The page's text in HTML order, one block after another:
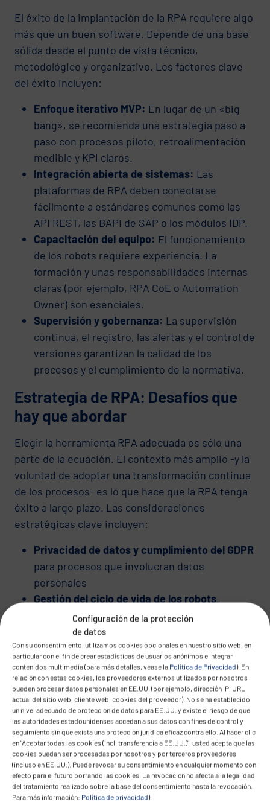
Configuración de la protección
de datos
Con su consentimiento, utilizamos cookies opcionales en nuestro sitio web, en
particular con el fin de crear estadísticas de usuarios anónimos e integrar
contenidos multimedia (para más detalles, véase la Política de Privacidad). En
relación con estas cookies, los proveedores externos utilizados por nosotros
pueden procesar datos personales en EE.UU. (por ejemplo, dirección IP, URL
actual del sitio web, cliente web, cookies del proveedor). No se ha establecido
un nivel adecuado de protección de datos para EE.UU. y existe el riesgo de que
las autoridades estadounidenses accedan a sus datos con fines de control y
seguimiento sin que exista una protección jurídica eficaz contra ello. Al hacer clic
en "Aceptar todas las cookies (incl. transferencia a EE.UU.)", usted acepta que las
cookies puedan ser procesadas por nosotros y por terceros proveedores
(incluso en EE.UU.). Puede revocar su consentimiento en cualquier momento con
efecto para el futuro borrando las cookies. La revocación no afecta a la legalidad
del tratamiento realizado sobre la base del consentimiento hasta la revocación.
Para más información: Política de privacidad).
El éxito de la implantación de la RPA requiere algo
más que un buen software. Depende de una base
sólida desde el punto de vista técnico,
metodológico y organizativo. Los factores clave
del éxito incluyen:
Enfoque iterativo MVP: En lugar de un «big
bang», se recomienda una estrategia paso a
paso con procesos piloto, retroalimentación
medible y KPI claros.
Integración abierta de sistemas: Las
plataformas de RPA deben conectarse
fácilmente a estándares comunes como las
API REST, las BAPI de SAP o los módulos IDP.
Capacitación del equipo: El funcionamiento
de los robots requiere experiencia. La
formación y unas responsabilidades internas
claras (por ejemplo, RPA CoE o Automation
Owner) son esenciales.
Supervisión y gobernanza: La supervisión
continua, el registro, las alertas y el control de
versiones garantizan la calidad de los
procesos y el cumplimiento de la normativa.
Estrategia de RPA: Desafíos que
hay que abordar
Elegir la herramienta RPA adecuada es sólo una
parte de la ecuación. El contexto más amplio -y la
voluntad de adoptar una transformación continua
de los procesos- es lo que hace que la RPA tenga
éxito a largo plazo. Las consideraciones
estratégicas clave incluyen:
Privacidad de datos y cumplimiento del GDPR
para procesos que involucran datos
personales
Gestión del ciclo de vida de los robots,
incluido el mantenimiento, las versiones y los
registros de auditoría
Propiedad clara y distribución de funciones
entre TI, unidades de negocio y propietarios
de procesos
Escalabilidad a largo plazoe integración en la
estrategia global de automatización
Cómo CONVOTIS apoya su viaje
RPA
Nuestros expertos le guiarán en cada etapa,
desde el análisis de procesos y la selección de